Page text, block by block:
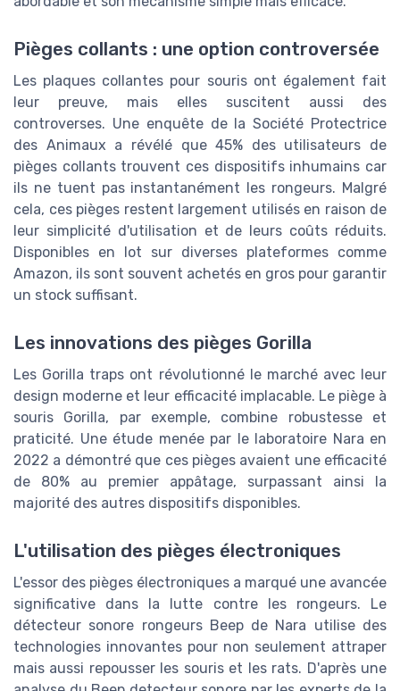
Pièges collants : une option controversée
Les plaques collantes pour souris ont également fait
leur preuve, mais elles suscitent aussi des
controverses. Une enquête de la Société Protectrice
des Animaux a révélé que 45% des utilisateurs de
pièges collants trouvent ces dispositifs inhumains car
ils ne tuent pas instantanément les rongeurs. Malgré
cela, ces pièges restent largement utilisés en raison de
leur simplicité d'utilisation et de leurs coûts réduits.
Disponibles en lot sur diverses plateformes comme
Amazon, ils sont souvent achetés en gros pour garantir
un stock suffisant.
Les innovations des pièges Gorilla
Les Gorilla traps ont révolutionné le marché avec leur
design moderne et leur efficacité implacable. Le piège à
souris Gorilla, par exemple, combine robustesse et
praticité. Une étude menée par le laboratoire Nara en
2022 a démontré que ces pièges avaient une efficacité
de 80% au premier appâtage, surpassant ainsi la
majorité des autres dispositifs disponibles.
L'utilisation des pièges électroniques
L'essor des pièges électroniques a marqué une avancée
significative dans la lutte contre les rongeurs. Le
détecteur sonore rongeurs Beep de Nara utilise des
technologies innovantes pour non seulement attraper
mais aussi repousser les souris et les rats. D'après une